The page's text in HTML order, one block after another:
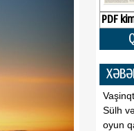
PDF
Sülh
oyun